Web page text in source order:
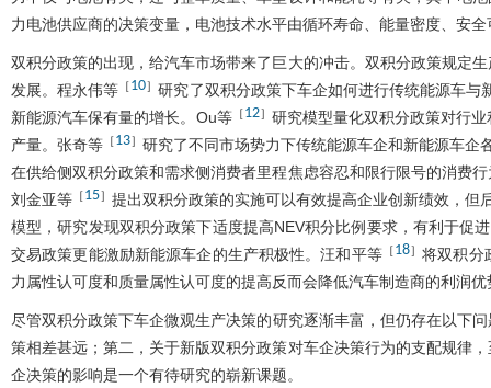
力电池供应商的决策变量，电池技术水平由循环寿命、能量密度、安
双积分政策的出现，给汽车市场带来了巨大的冲击。双积分政策规定
发展。程永伟等 ［10］研究了双积分政策下车企如何进行传统能源车与
新能源汽车保有量的增长。Ou等［12］ 研究模型量化双积分政策对行
产量。张奇等 ［13］ 研究了不同市场势力下传统能源车企和新能源车企
在供给侧双积分政策和需求侧消费者里程焦虑容忍和限行限号的消费
刘金亚等 ［15］ 提出双积分政策的实施可以有效提高企业创新绩效，但
模型，研究发现双积分政策下适度提高NEV积分比例要求，有利于促
交易政策更能激励新能源车企的生产积极性。汪和平等［18］将双积分
力属性认可度和质量属性认可度的提高反而会降低汽车制造商的利润优
尽管双积分政策下车企微观生产决策的研究逐渐丰富，但仍存在以下
策相差甚远；第二，关于新版双积分政策对车企决策行为的支配规律
企决策的影响是一个有待研究的崭新课题。